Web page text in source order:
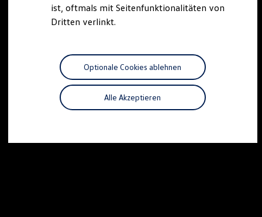
ist, oftmals mit Seitenfunktionalitäten von
Dritten verlinkt.
Alle Akzeptieren
Optionale Cookies ablehnen